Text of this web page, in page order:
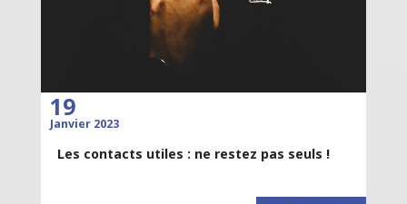
19
Janvier 2023
Les contacts utiles : ne restez pas seuls !